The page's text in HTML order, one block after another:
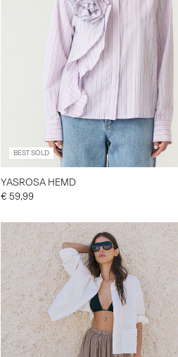
BEST SOLD
YASROSA HEMD
€ 59,99
https://www.y-a-s.com/de-de/
mw-balloon-hose-
26041173_TimberWolf.html